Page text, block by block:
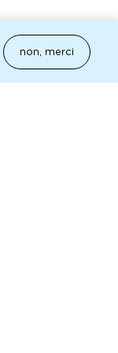
non, merci